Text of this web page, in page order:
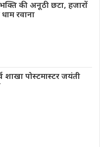
की अनूठी छटा, हजारों
रवाना
शाखा पोस्टमास्टर जयंती